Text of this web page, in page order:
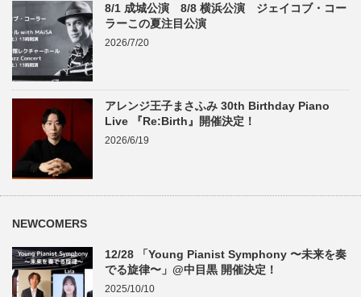
8/1 成城公演 8/8 横浜公演 ジェイコブ・コー
ラーこの夏注目公演
2026/7/20
アレンジ王子まさふみ 30th Birthday Piano
Live 『Re:Birth』開催決定！
2026/6/19
NEWCOMERS
12/28 「Young Pianist Symphony 〜未来を奏
でる旋律〜」@中目黒 開催決定！
2025/10/10